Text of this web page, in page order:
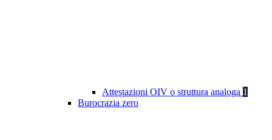
Attestazioni OIV o struttura analoga 1
Burocrazia zero